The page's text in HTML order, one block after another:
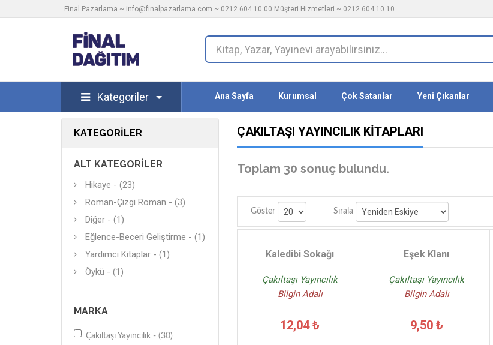
Final Pazarlama ~ info@finalpazarlama.com ~ 0212 604 10 00 Müşteri Hizmetleri ~ 0212 604 10 10
Kategoriler Ana Sayfa Kurumsal Çok Satanlar Yeni Çıkanlar
KATEGORILER
ALT KATEGORILER
Hikaye - (23)
Roman-Çizgi Roman - (3)
Diğer - (1)
Eğlence-Beceri Geliştirme - (1)
Yardımcı Kitaplar - (1)
Öykü - (1)
MARKA
Çakıltaşı Yayıncılık - (30)
ÇAKILTAŞI YAYINCILIK KITAPLARI
Toplam 30 sonuç bulundu.
Göster Sırala Stoktakiler
Kaledibi Sokağı
Çakıltaşı Yayıncılık
Bilgin Adalı
12,04 ₺
Eşek Klanı
Çakıltaşı Yayıncılık
Bilgin Adalı
9,50 ₺